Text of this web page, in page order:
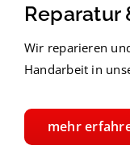
Reparatur
Wir reparieren
Handarbeit in
mehr